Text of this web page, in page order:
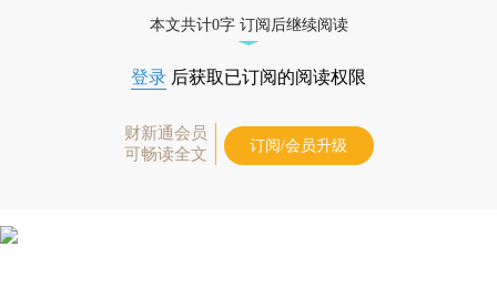
本文共计0字 订阅后继续阅读
登录 后获取已订阅的阅读权限
财新通会员
可畅读全文
订阅/会员升级